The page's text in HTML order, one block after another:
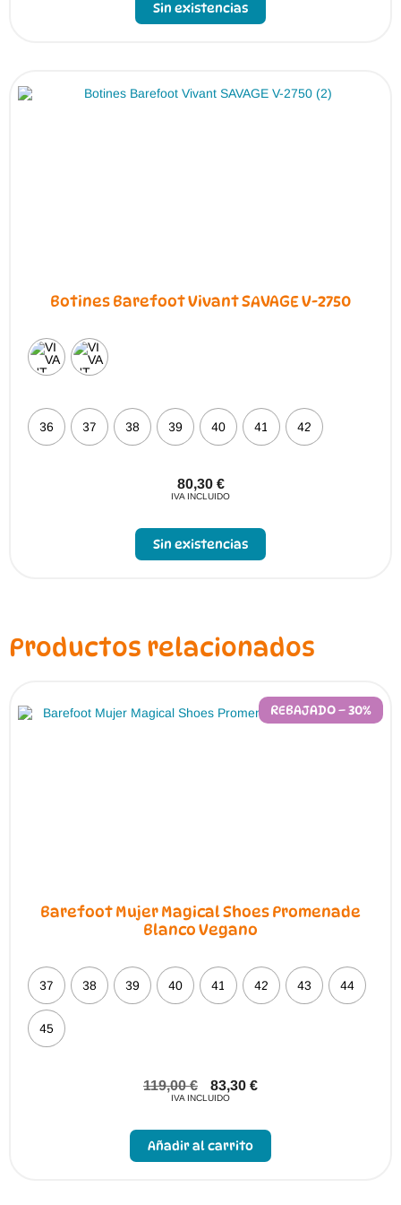
Sin existencias
Botines Barefoot Vivant SAVAGE V-2750
36 37 38 39 40 41 42
80,30 €
IVA INCLUIDO
Sin existencias
Productos relacionados
REBAJADO – 30%
Barefoot Mujer Magical Shoes Promenade
Blanco Vegano
37 38 39 40 41 42 43 44
45
119,00€ 83,30 €
IVA INCLUIDO
Añadir al carrito